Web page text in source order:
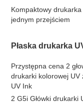
Kompaktowy drukarka
jednym przejściem
Płaska drukarka
Przystępna cena 2
drukarki kolorowej UV
UV Ink
2 G5i Główki drukarki